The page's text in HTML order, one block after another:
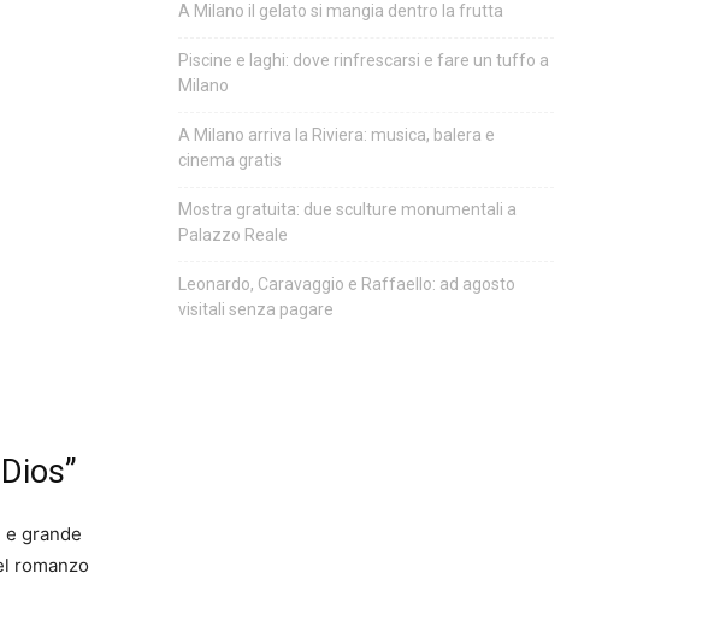
grande
romanzo
A Milano il gelato si mangia dentro la frutta
Piscine e laghi: dove rinfrescarsi e fare un tuffo a
Milano
A Milano arriva la Riviera: musica, balera e
cinema gratis
Mostra gratuita: due sculture monumentali a
Palazzo Reale
Leonardo, Caravaggio e Raffaello: ad agosto
visitali senza pagare